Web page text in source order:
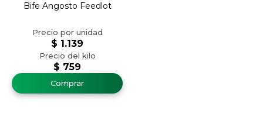
Bife Angosto Feedlot
$ 759
$ 1.139